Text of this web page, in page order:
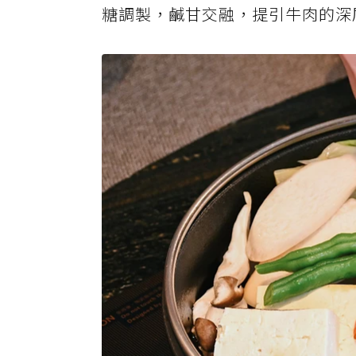
糖調製，鹹甘交融，提引牛肉的